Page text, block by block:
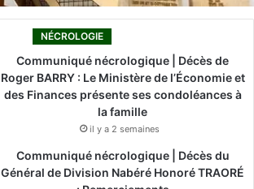
NÉCROLOGIE
Communiqué nécrologique | Décès de
Roger BARRY : Le Ministère de l’Économie et
des Finances présente ses condoléances à
la famille
il y a 2 semaines
Communiqué nécrologique | Décès du
Général de Division Nabéré Honoré TRAORÉ